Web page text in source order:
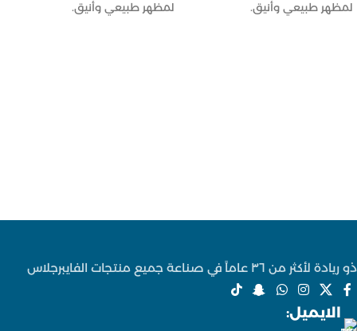
لمظهر طبيعي وأنيق.
الفنادق، المولات، الواجهات،
والاستراحات.
لمظهر طبيعي وأنيق.
والاستراحات.
ذو ريادة لأكثر من ٣٦ عاماً في صناعة جميع منتجات الفايبرجلاس
الايميل: